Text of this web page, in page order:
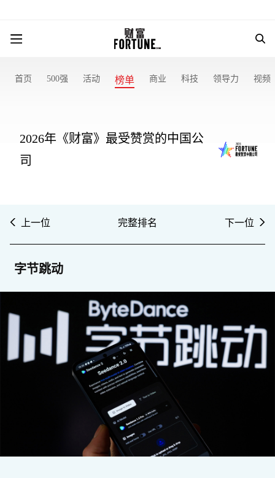
首页 500强 活动 榜单 商业 科技 领导力 视频
2026年《财富》最受赞赏的中国公
司
上一位 完整排名 下一位
字节跳动